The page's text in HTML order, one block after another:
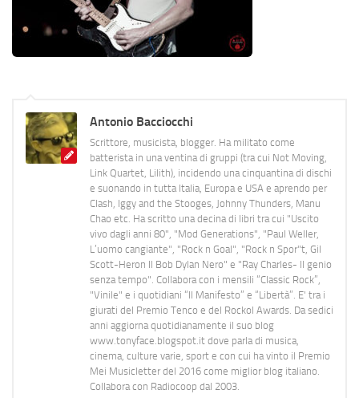
Antonio Bacciocchi
Scrittore, musicista, blogger. Ha militato come
batterista in una ventina di gruppi (tra cui Not Moving,
Link Quartet, Lilith), incidendo una cinquantina di dischi
e suonando in tutta Italia, Europa e USA e aprendo per
Clash, Iggy and the Stooges, Johnny Thunders, Manu
Chao etc. Ha scritto una decina di libri tra cui "Uscito
vivo dagli anni 80", "Mod Generations", "Paul Weller,
L’uomo cangiante", "Rock n Goal", "Rock n Spor"t, Gil
Scott-Heron Il Bob Dylan Nero" e "Ray Charles- Il genio
senza tempo". Collabora con i mensili “Classic Rock”,
"Vinile" e i quotidiani “Il Manifesto” e “Libertà”. E' tra i
giurati del Premio Tenco e del Rockol Awards. Da sedici
anni aggiorna quotidianamente il suo blog
www.tonyface.blogspot.it dove parla di musica,
cinema, culture varie, sport e con cui ha vinto il Premio
Mei Musicletter del 2016 come miglior blog italiano.
Collabora con Radiocoop dal 2003.